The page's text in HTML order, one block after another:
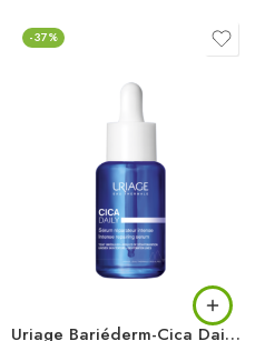
-37%
Uriage Bariéderm-Cica Daily Sérum réparateur intense 30 ml